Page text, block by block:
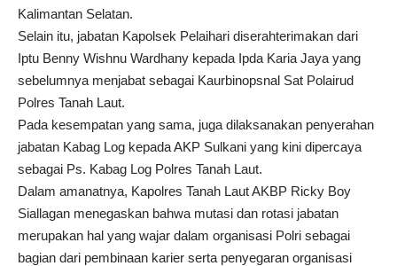
Kalimantan Selatan.
Selain itu, jabatan Kapolsek Pelaihari diserahterimakan dari
Iptu Benny Wishnu Wardhany kepada Ipda Karia Jaya yang
sebelumnya menjabat sebagai Kaurbinopsnal Sat Polairud
Polres Tanah Laut.
Pada kesempatan yang sama, juga dilaksanakan penyerahan
jabatan Kabag Log kepada AKP Sulkani yang kini dipercaya
sebagai Ps. Kabag Log Polres Tanah Laut.
Dalam amanatnya, Kapolres Tanah Laut AKBP Ricky Boy
Siallagan menegaskan bahwa mutasi dan rotasi jabatan
merupakan hal yang wajar dalam organisasi Polri sebagai
bagian dari pembinaan karier serta penyegaran organisasi